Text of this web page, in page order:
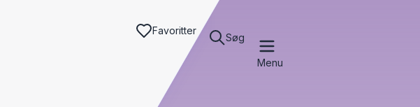
Favoritter
Søg
Menu